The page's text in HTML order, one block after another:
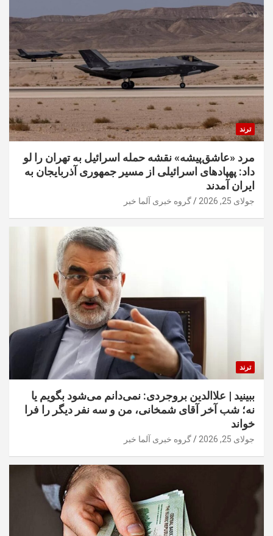
ترند
مرد «عاشق‌پیشه» نقشه حمله اسرائیل به تهران را لو
داد: پهپادهای اسرائیلی از مسیر جمهوری آذربایجان به
ایران آمدند
جولای 25, 2026 گروه خبری آلما خبر
ترند
ببینید | علاالدین بروجردی: نمی‌دانم می‌شود بگویم یا
نه؛ شب آخر آقای شمخانی، من و سه نفر دیگر را فرا
خواند
جولای 25, 2026 گروه خبری آلما خبر